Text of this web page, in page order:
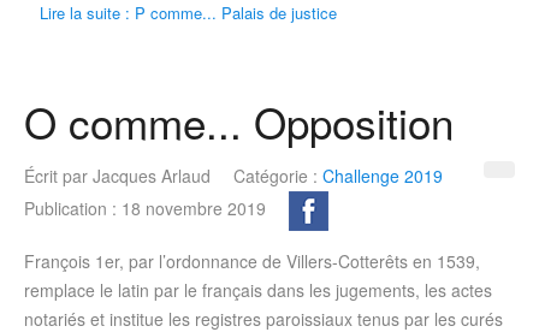
Lire la suite : P comme... Palais de justice
O comme... Opposition
Écrit par Jacques Arlaud Catégorie : Challenge 2019
Publication : 18 novembre 2019
François 1er, par l’ordonnance de Villers-Cotterêts en 1539,
remplace le latin par le français dans les jugements, les actes
notariés et institue les registres paroissiaux tenus par les curés